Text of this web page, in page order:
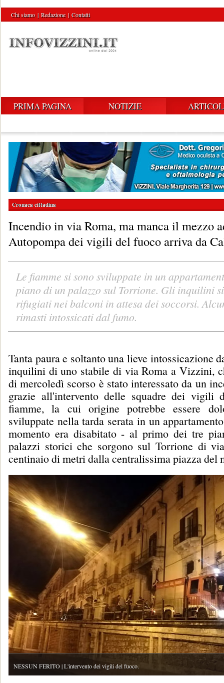
Chi siamo | Redazione | Contatti
PRIMA PAGINA NOTIZIE
Cronaca cittadina
Incendio in via Roma, ma manca il mezzo
Autopompa dei vigili del fuoco arriva da
Le fiamme si sono sviluppate in un
piano di un palazzo sul Torrione. Gli inquilini
rifugiati nei balconi in attesa dei soccorsi.
rimasti intossicati dal fumo.
Tanta paura e soltanto una lieve intossicazione
inquilini di uno stabile di via Roma a Vizzini,
di mercoledì scorso è stato interessato da un
grazie all'intervento delle squadre dei vigili
fiamme, la cui origine potrebbe essere
sviluppate nella tarda serata in un
momento era disabitato - al primo dei tre
palazzi storici che sorgono sul Torrione di
centinaio di metri dalla centralissima piazza del
NESSUN FERITO | L'intervento dei vigili del fuoco.